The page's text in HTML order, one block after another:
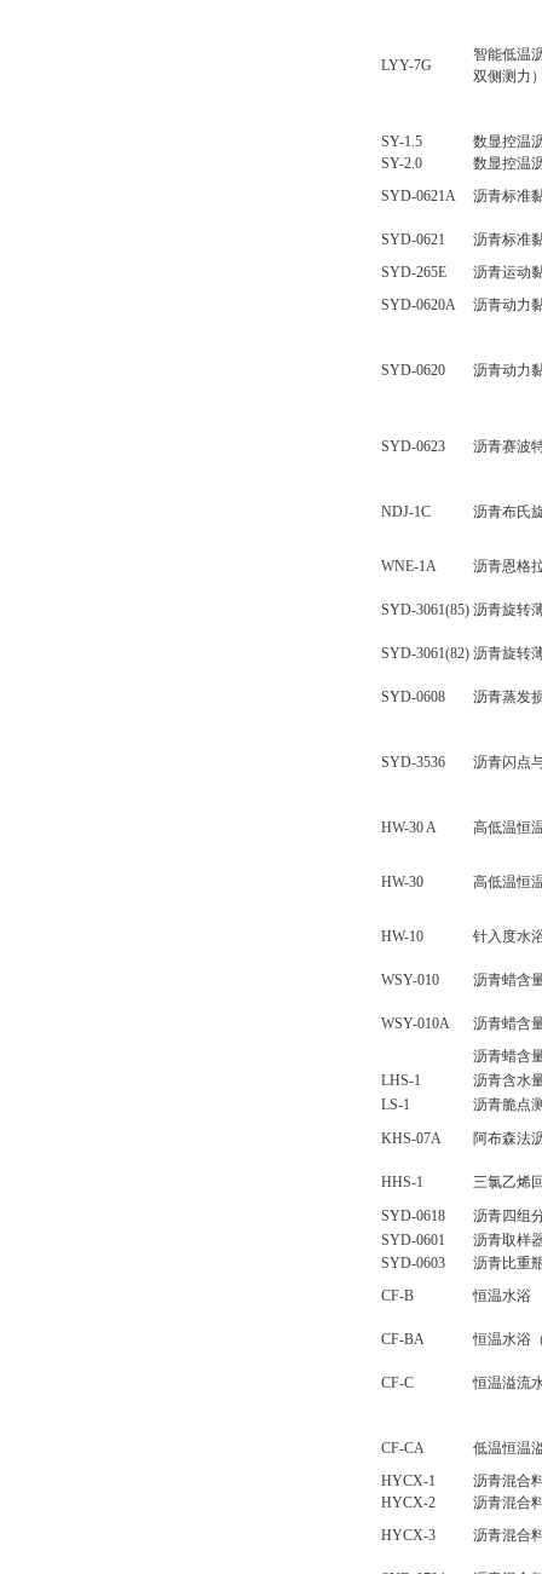
LYY-7G
智能低温
双侧测力
SY-1.5
数显控温
SY-2.0
数显控温
SYD-0621A
沥青标准
SYD-0621
沥青标准
SYD-265E
沥青运动
SYD-0620A
沥青动力
SYD-0620 沥青动力
SYD-0623 沥青赛波
NDJ-1C 沥青布氏
WNE-1A 沥青恩格
SYD-3061(85) 沥青旋转
SYD-3061(82) 沥青旋转
SYD-0608 沥青蒸发
SYD-3536 沥青闪点
HW-30 A 高低温恒
HW-30 高低温恒
HW-10 针入度水
WSY-010 沥青蜡含
WSY-010A
沥青蜡含
沥青蜡含
LHS-1
沥青含水
LS-1
沥青脆点
KHS-07A
阿布森法
HHS-1
三氯乙烯
SYD-0618
沥青四组
SYD-0601
沥青取样
SYD-0603
沥青比重
CF-B
恒温水浴
CF-BA 恒温水浴
CF-C 恒温溢流
CF-CA
低温恒温
HYCX-1
沥青混合
HYCX-2
沥青混合
HYCX-3
沥青混合